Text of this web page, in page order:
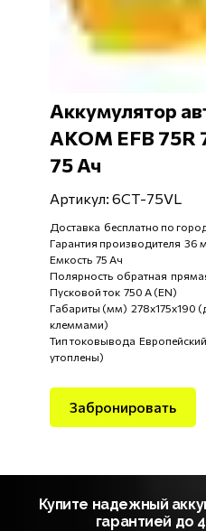
Аккумулятор
АКОМ EFB 75R
75 Ач
Артикул: 6СТ-75VL
Доставка бесплатно по
Гарантия производителя 36
Емкость 75 Ач
Полярность обратная
Пусковой ток 750 А (EN)
Габариты (мм) 278x175x190
клеммами)
Тип токовывода
утоплены)
Забронировать
Купите надежный
гарантией до